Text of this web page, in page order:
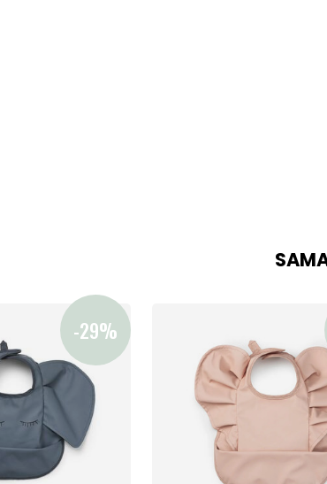
Uutisia
Lastenvaunut
Lasten turvaistuimet
Vauvan paketti